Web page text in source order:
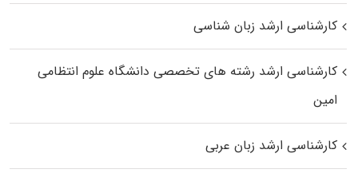
کارشناسی ارشد زبان شناسی
کارشناسی ارشد رﺷﺘﻪ ﻫﺎی تخصصی داﻧﺸﮕﺎه ﻋﻠﻮم انتظامی
اﻣﻴﻦ
کارشناسی ارشد زبان عربی